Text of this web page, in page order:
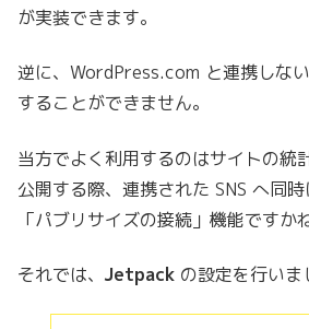
が実装できます。
逆に、WordPress.com と連携しな
することができません。
当方でよく利用するのはサイトの統
公開する際、連携された SNS へ同
「パブリサイズの接続」機能ですかね
それでは、 Jetpack の設定を行いま